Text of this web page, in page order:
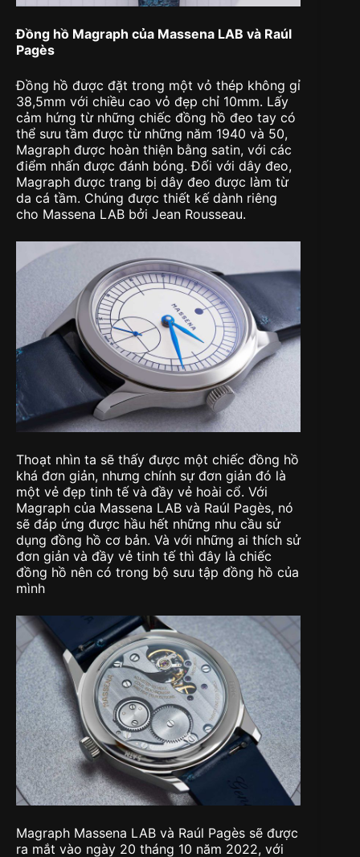
Đồng hồ Magraph của Massena LAB và Raúl
Pagès
Đồng hồ được đặt trong một vỏ thép không gỉ
38,5mm với chiều cao vỏ đẹp chỉ 10mm. Lấy
cảm hứng từ những chiếc đồng hồ đeo tay có
thể sưu tầm được từ những năm 1940 và 50,
Magraph được hoàn thiện bằng satin, với các
điểm nhấn được đánh bóng. Đối với dây đeo,
Magraph được trang bị dây đeo được làm từ
da cá tầm. Chúng được thiết kế dành riêng
cho Massena LAB bởi Jean Rousseau.
Thoạt nhìn ta sẽ thấy được một chiếc đồng hồ
khá đơn giản, nhưng chính sự đơn giản đó là
một vẻ đẹp tinh tế và đầy vẻ hoài cổ. Với
Magraph của Massena LAB và Raúl Pagès, nó
sẽ đáp ứng được hầu hết những nhu cầu sử
dụng đồng hồ cơ bản. Và với những ai thích sử
đơn giản và đầy vẻ tinh tế thì đây là chiếc
đồng hồ nên có trong bộ sưu tập đồng hồ của
mình
Magraph Massena LAB và Raúl Pagès sẽ được
ra mắt vào ngày 20 tháng 10 năm 2022, với